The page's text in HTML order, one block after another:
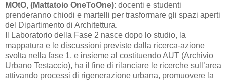
MOtO, (Mattatoio OneToOne): docenti e studenti
prenderanno chiodi e martelli per trasformare gli spazi aperti
del Dipartimento di Architettura.
Il Laboratorio della Fase 2 nasce dopo lo studio, la
mappatura e le discussioni previste dalla ricerca-azione
svolta nella fase 1, e insieme al costituendo AUT (Archivio
Urbano Testaccio), ha il fine di rilanciare le ricerche sull’area
attivando processi di rigenerazione urbana, promuovere la